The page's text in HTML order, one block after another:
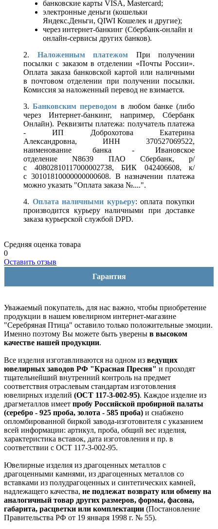
банковские карты VISA, Mastercard;
электронные деньги (кошельки
Яндекс.Деньги, QIWI Кошелек и другие);
через интернет-банкинг (Сбербанк-онлайн и
онлайн-сервисы других банков).
2. Наложенным платежом При получении
посылки с заказом в отделении «Почты России».
Оплата заказа банковской картой или наличными
в почтовом отделении при получении посылки.
Комиссия за наложенный перевод не взимается.
3.Банковским переводом в любом банке (либо
через Интернет-банкинг, например, Сбербанк
Онлайн). Реквизиты платежа: получатель платежа
- ИП Доброхотова Екатерина
Александровна, ИНН 370527069522,
наименование банка - Ивановское
отделение N8639 ПАО Сбербанк, р/
с 40802810117000002738, БИК 042406608, к/
с 30101810000000000608. В назначении платежа
можно указать "Оплата заказа №....".
4. Оплата наличными курьеру: оплата покупки
производится курьеру наличными при доставке
заказа курьерской службой DPD.
Средняя оценка товара
0
Оставить отзыв
Гарантия
Уважаемый покупатель, для нас важно, чтобы приобретение
продукции в нашем ювелирном интернет-магазине
"Серебряная Птица" оставило только положительные эмоции.
Именно поэтому Вы можете быть уверены в высоком
качестве нашей продукции.
Все изделия изготавливаются на одном из ведущих
ювелирных заводов РФ "Красная Пресня" и проходят
тщательнейший внутренний контроль на предмет
соответствия отраслевым стандартам изготовления
ювелирных изделий (ОСТ 117-3-002-95). Каждое изделие из
драгметаллов имеет пробу Российской пробирной палаты
(серебро - 925 проба, золота - 585 проба) и снабжено
опломбированной биркой завода-изготовителя с указанием
всей информации: артикул, проба, общий вес изделия,
характеристика вставок, дата изготовления и пр. в
соответствии с ОСТ 117-3-002-95.
Ювелирные изделия из драгоценных металлов с
драгоценными камнями, из драгоценных металлов со
вставками из полудрагоценных и синтетических камней,
надлежащего качества, не подлежат возврату или обмену на
аналогичный товар других размеров, формы, фасона,
габарита, расцветки или комплектации (Постановление
Правительства РФ от 19 января 1998 г. № 55).